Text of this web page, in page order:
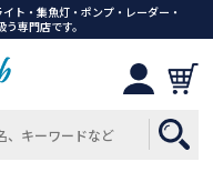
ト・集魚灯・ポンプ・レーダー・
専門店です。